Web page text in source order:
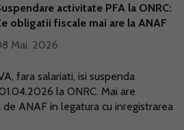
activitate PFA la ONRC:
obligatii fiscale mai are la ANAF
Mai. 2026
fara salariati, isi suspenda
la ONRC. Mai are
ANAF in legatura cu inregistrarea